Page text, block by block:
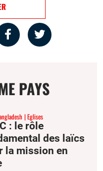
Partager
sur
Partager
PAYS
Eglises
: le rôle
des laïcs
la mission en